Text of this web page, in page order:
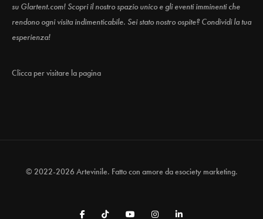
su Glartent.com! Scopri il nostro spazio unico e gli eventi imminenti che
rendono ogni visita indimenticabile. Sei stato nostro ospite? Condividi la tua
esperienza!
Clicca per visitare la pagina
© 2022-2026 Artevinile. Fatto con amore daesociety marketing.